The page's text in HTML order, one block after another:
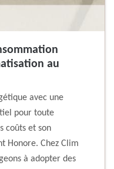
au
avec une
pour toute
coûts et son
Honore. Chez Clim
à adopter des